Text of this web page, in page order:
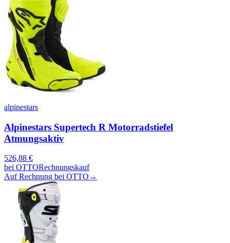
alpinestars
Alpinestars Supertech R Motorradstiefel
Atmungsaktiv
526,88 €
bei OTTORechnungskauf
Auf Rechnung bei OTTO →